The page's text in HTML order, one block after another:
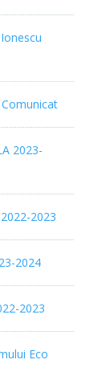
2023-
2023
2024
2023
Eco